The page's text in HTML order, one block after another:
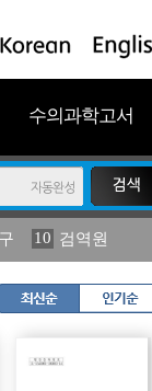
수의과학고서
10 검역원
19 2023